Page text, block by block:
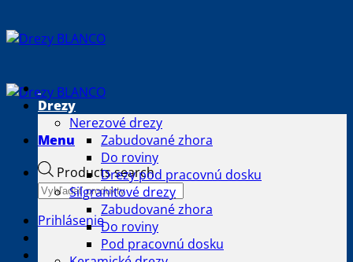
Menu
Products search
Prihlásenie
Drezy
Nerezové drezy
Zabudované zhora
Do roviny
Drezy pod pracovnú dosku
Silgranitové drezy
Zabudované zhora
Do roviny
Pod pracovnú dosku